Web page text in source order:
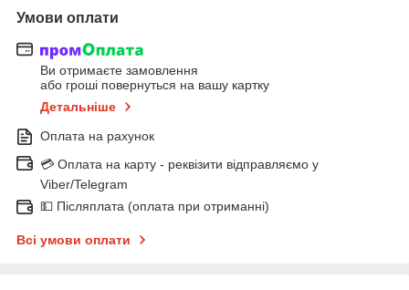
Умови оплати
Ви отримаєте замовлення
або гроші повернуться на вашу картку
Детальніше
Оплата на рахунок
💳 Оплата на карту - реквізити відправляємо у
Viber/Telegram
💵 Післяплата (оплата при отриманні)
Всі умови оплати